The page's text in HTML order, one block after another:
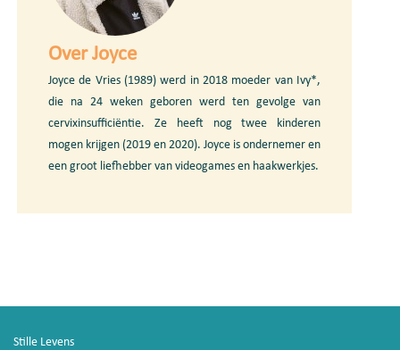
Over Joyce
Joyce de Vries (1989) werd in 2018 moeder van Ivy*,
die na 24 weken geboren werd ten gevolge van
cervixinsufficiëntie. Ze heeft nog twee kinderen
mogen krijgen (2019 en 2020). Joyce is ondernemer en
een groot liefhebber van videogames en haakwerkjes.
Stille Levens